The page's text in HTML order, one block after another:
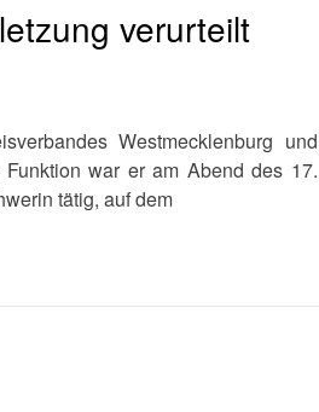
verurteilt
Westmecklenburg und
war er am Abend des 17.
tätig, auf dem